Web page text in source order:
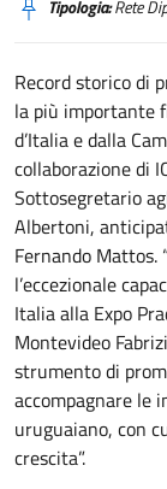
Tipologia:Rete
Record storico di
la più importante
d’Italia e dalla
collaborazione di
Sottosegretario
Albertoni,
Fernando
l’eccezionale
Italia alla Expo
Montevideo
strumento di
accompagnare le
uruguaiano, con
crescita”.